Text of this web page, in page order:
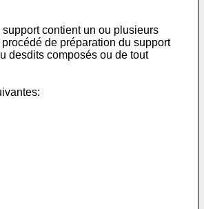
contient un ou plusieurs
de préparation du support
desdits composés ou de tout